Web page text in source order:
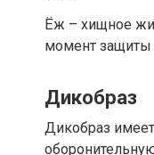
Ёж – хищное
момент защиты
Дикобраз
Дикобраз